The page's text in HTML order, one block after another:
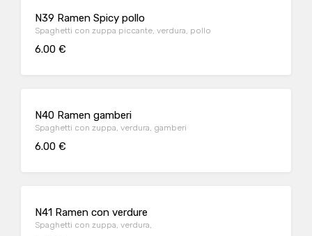
N39 Ramen Spicy pollo
Spaghetti con zuppa piccante, verdura, pollo
6.00 €
N40 Ramen gamberi
Spaghetti con zuppa, verdura, gamberi
6.00 €
N41 Ramen con verdure
Spaghetti con zuppa, verdura,